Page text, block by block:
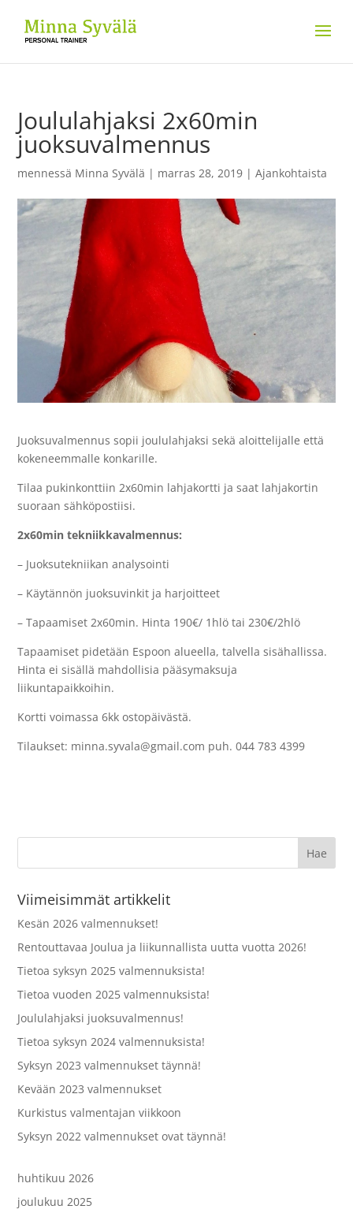
Joululahjaksi 2x60min
juoksuvalmennus
mennessä Minna Syvälä | marras 28, 2019 |Ajankohtaista
Juoksuvalmennus sopii joululahjaksi sekä aloittelijalle että
kokeneemmalle konkarille.
Tilaa pukinkonttiin 2x60min lahjakortti ja saat lahjakortin
suoraan sähköpostiisi.
2x60min tekniikkavalmennus:
– Juoksutekniikan analysointi
– Käytännön juoksuvinkit ja harjoitteet
– Tapaamiset 2x60min. Hinta 190€/ 1hlö tai 230€/2hlö
Tapaamiset pidetään Espoon alueella, talvella sisähallissa.
Hinta ei sisällä mahdollisia pääsymaksuja
liikuntapaikkoihin.
Kortti voimassa 6kk ostopäivästä.
Tilaukset: minna.syvala@gmail.com puh. 044 783 4399
Viimeisimmät artikkelit
Kesän 2026 valmennukset!
Rentouttavaa Joulua ja liikunnallista uutta vuotta 2026!
Tietoa syksyn 2025 valmennuksista!
Tietoa vuoden 2025 valmennuksista!
Joululahjaksi juoksuvalmennus!
Tietoa syksyn 2024 valmennuksista!
Syksyn 2023 valmennukset täynnä!
Kevään 2023 valmennukset
Kurkistus valmentajan viikkoon
Syksyn 2022 valmennukset ovat täynnä!
huhtikuu 2026
joulukuu 2025